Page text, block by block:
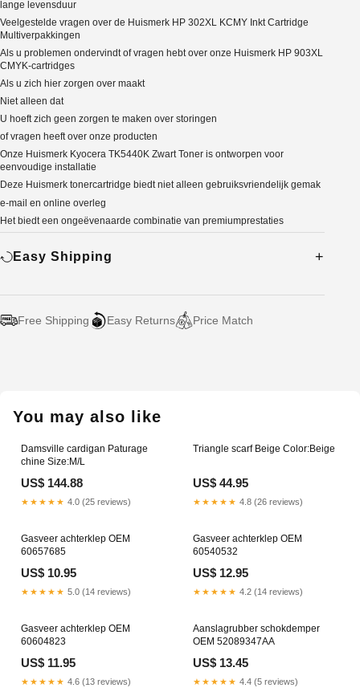
lange levensduur
Veelgestelde vragen over de Huismerk HP 302XL KCMY Inkt Cartridge
Multiverpakkingen
Als u problemen ondervindt of vragen hebt over onze Huismerk HP 903XL
CMYK-cartridges
Als u zich hier zorgen over maakt
Niet alleen dat
U hoeft zich geen zorgen te maken over storingen
of vragen heeft over onze producten
Onze Huismerk Kyocera TK5440K Zwart Toner is ontworpen voor
eenvoudige installatie
Deze Huismerk tonercartridge biedt niet alleen gebruiksvriendelijk gemak
e-mail en online overleg
Het biedt een ongeëvenaarde combinatie van premiumprestaties
Easy Shipping
Free Shipping Easy Returns Price Match
cartYou may also like
Damsville cardigan Paturage
chine Size:M/L
US$ 144.88
★★★★★ 4.0 (25 reviews)
Triangle scarf Beige Color:Beige
US$ 44.95
★★★★★ 4.8 (26 reviews)
Gasveer achterklep OEM
60657685
US$ 10.95
★★★★★ 5.0 (14 reviews)
Gasveer achterklep OEM
60540532
US$ 12.95
★★★★★ 4.2 (14 reviews)
Gasveer achterklep OEM
60604823
US$ 11.95
★★★★★ 4.6 (13 reviews)
Aanslagrubber schokdemper
OEM 52089347AA
US$ 13.45
★★★★★ 4.4 (5 reviews)